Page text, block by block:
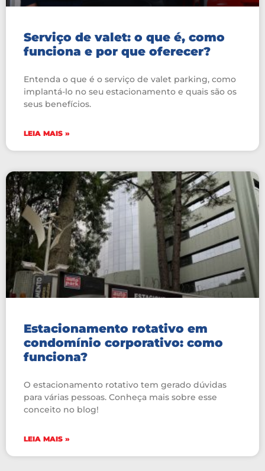
Serviço de valet: o que é, como
funciona e por que oferecer?
Entenda o que é o serviço de valet parking, como
implantá-lo no seu estacionamento e quais são os
seus benefícios.
LEIA MAIS »
Estacionamento rotativo em
condomínio corporativo: como
funciona?
O estacionamento rotativo tem gerado dúvidas
para várias pessoas. Conheça mais sobre esse
conceito no blog!
LEIA MAIS »